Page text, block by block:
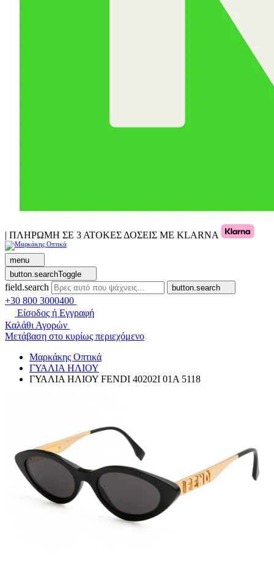
| ΠΛΗΡΩΜΗ ΣΕ 3 ΑΤΟΚΕΣ ΔΟΣΕΙΣ ΜΕ KLARNA
menu
button.searchToggle
field.search button.search
+30 800 3000400
Είσοδος ή Εγγραφή
Καλάθι Αγορών
Μετάβαση στο κυρίως περιεχόμενο
Μαρκάκης Οπτικά
ΓΥΑΛΙΑ ΗΛΙΟΥ
ΓΥΑΛΙΑ ΗΛΙΟΥ FENDI 40202I 01A 5118